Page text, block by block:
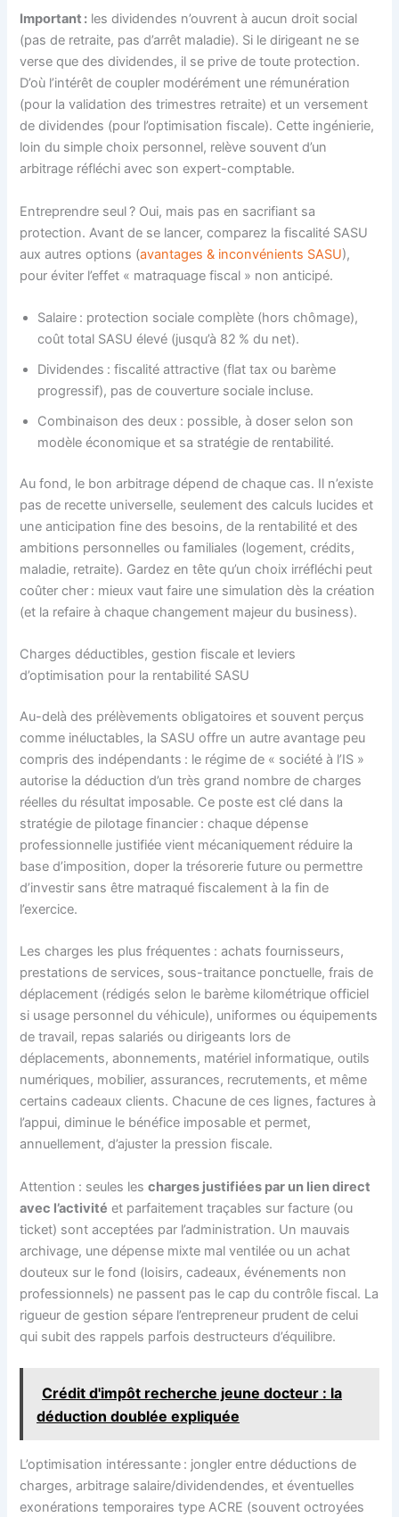
Important : les dividendes n’ouvrent à aucun droit social
(pas de retraite, pas d’arrêt maladie). Si le dirigeant ne se
verse que des dividendes, il se prive de toute protection.
D’où l’intérêt de coupler modérément une rémunération
(pour la validation des trimestres retraite) et un versement
de dividendes (pour l’optimisation fiscale). Cette ingénierie,
loin du simple choix personnel, relève souvent d’un
arbitrage réfléchi avec son expert-comptable.
Entreprendre seul ? Oui, mais pas en sacrifiant sa
protection. Avant de se lancer, comparez la fiscalité SASU
aux autres options (avantages & inconvénients SASU),
pour éviter l’effet « matraquage fiscal » non anticipé.
Salaire : protection sociale complète (hors chômage),
coût total SASU élevé (jusqu’à 82 % du net).
Dividendes : fiscalité attractive (flat tax ou barème
progressif), pas de couverture sociale incluse.
Combinaison des deux : possible, à doser selon son
modèle économique et sa stratégie de rentabilité.
Au fond, le bon arbitrage dépend de chaque cas. Il n’existe
pas de recette universelle, seulement des calculs lucides et
une anticipation fine des besoins, de la rentabilité et des
ambitions personnelles ou familiales (logement, crédits,
maladie, retraite). Gardez en tête qu’un choix irréfléchi peut
coûter cher : mieux vaut faire une simulation dès la création
(et la refaire à chaque changement majeur du business).
Charges déductibles, gestion fiscale et leviers
d’optimisation pour la rentabilité SASU
Au-delà des prélèvements obligatoires et souvent perçus
comme inéluctables, la SASU offre un autre avantage peu
compris des indépendants : le régime de « société à l’IS »
autorise la déduction d’un très grand nombre de charges
réelles du résultat imposable. Ce poste est clé dans la
stratégie de pilotage financier : chaque dépense
professionnelle justifiée vient mécaniquement réduire la
base d’imposition, doper la trésorerie future ou permettre
d’investir sans être matraqué fiscalement à la fin de
l’exercice.
Les charges les plus fréquentes : achats fournisseurs,
prestations de services, sous-traitance ponctuelle, frais de
déplacement (rédigés selon le barème kilométrique officiel
si usage personnel du véhicule), uniformes ou équipements
de travail, repas salariés ou dirigeants lors de
déplacements, abonnements, matériel informatique, outils
numériques, mobilier, assurances, recrutements, et même
certains cadeaux clients. Chacune de ces lignes, factures à
l’appui, diminue le bénéfice imposable et permet,
annuellement, d’ajuster la pression fiscale.
Attention : seules lescharges justifiées par un lien direct
avec l’activité et parfaitement traçables sur facture (ou
ticket) sont acceptées par l’administration. Un mauvais
archivage, une dépense mixte mal ventilée ou un achat
douteux sur le fond (loisirs, cadeaux, événements non
professionnels) ne passent pas le cap du contrôle fiscal. La
rigueur de gestion sépare l’entrepreneur prudent de celui
qui subit des rappels parfois destructeurs d’équilibre.
Crédit d'impôt recherche jeune docteur : la
déduction doublée expliquée
L’optimisation intéressante : jongler entre déductions de
charges, arbitrage salaire/dividendendes, et éventuelles
exonérations temporaires type ACRE (souvent octroyées